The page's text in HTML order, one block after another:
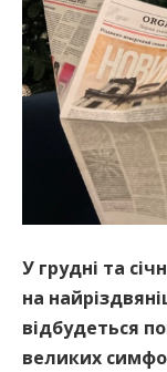
У грудні та
на
відбудеться
великих